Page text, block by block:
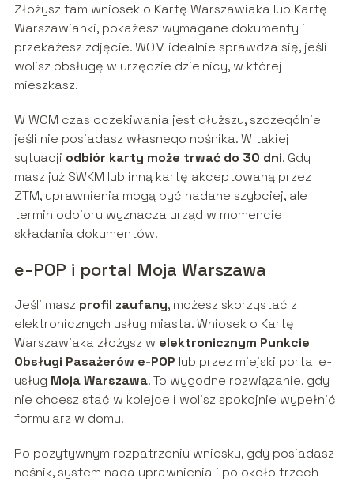
Złożysz tam wniosek o Kartę Warszawiaka lub Kartę
Warszawianki, pokażesz wymagane dokumenty i
przekażesz zdjęcie. WOM idealnie sprawdza się, jeśli
wolisz obsługę w urzędzie dzielnicy, w której
mieszkasz.
W WOM czas oczekiwania jest dłuższy, szczególnie
jeśli nie posiadasz własnego nośnika. W takiej
sytuacji odbiór karty może trwać do 30 dni. Gdy
masz już SWKM lub inną kartę akceptowaną przez
ZTM, uprawnienia mogą być nadane szybciej, ale
termin odbioru wyznacza urząd w momencie
składania dokumentów.
e-POP i portal Moja Warszawa
Jeśli masz profil zaufany, możesz skorzystać z
elektronicznych usług miasta. Wniosek o Kartę
Warszawiaka złożysz w elektronicznym Punkcie
Obsługi Pasażerów e-POP lub przez miejski portal e-
usług Moja Warszawa. To wygodne rozwiązanie, gdy
nie chcesz stać w kolejce i wolisz spokojnie wypełnić
formularz w domu.
Po pozytywnym rozpatrzeniu wniosku, gdy posiadasz
nośnik, system nada uprawnienia i po około trzech